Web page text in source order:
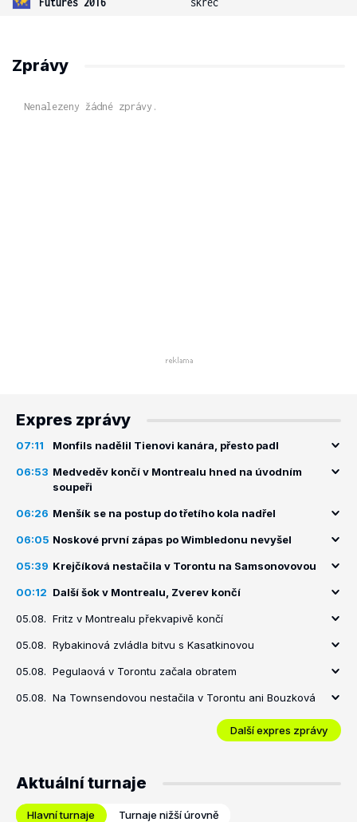
Zprávy
Nenalezeny žádné zprávy.
Expres zprávy
07:11 Monfils nadělil Tienovi kanára, přesto padl
06:53 Medveděv končí v Montrealu hned na úvodním
soupeři
06:26 Menšík se na postup do třetího kola nadřel
06:05 Noskové první zápas po Wimbledonu nevyšel
05:39 Krejčíková nestačila v Torontu na Samsonovovou
00:12 Další šok v Montrealu, Zverev končí
05.08. Fritz v Montrealu překvapivě končí
05.08. Rybakinová zvládla bitvu s Kasatkinovou
05.08. Pegulaová v Torontu začala obratem
05.08. Na Townsendovou nestačila v Torontu ani Bouzková
Další expres zprávy
Aktuální turnaje
Hlavní turnaje Turnaje nižší úrovně